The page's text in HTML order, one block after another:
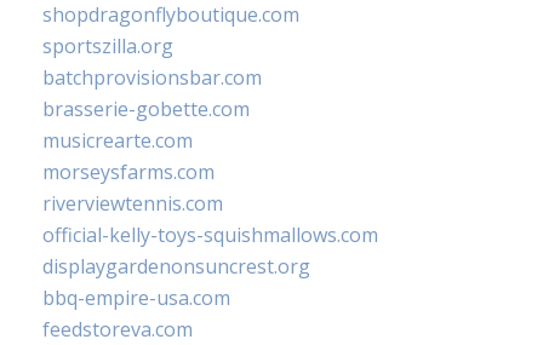
shopdragonflyboutique.com
sportszilla.org
batchprovisionsbar.com
brasserie-gobette.com
musicrearte.com
morseysfarms.com
riverviewtennis.com
official-kelly-toys-squishmallows.com
displaygardenonsuncrest.org
bbq-empire-usa.com
feedstoreva.com